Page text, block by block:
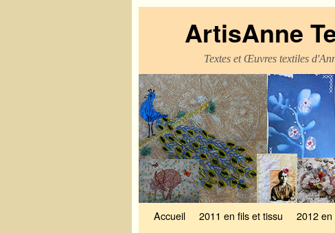
ArtisAnne
Textes et Œuvres textiles
Accueil 2011 en fils et tissu 2012